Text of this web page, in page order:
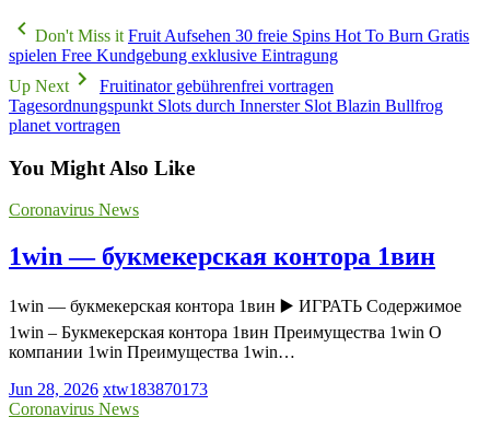
Don't Miss it Fruit Aufsehen 30 freie Spins Hot To Burn Gratis
spielen Free Kundgebung exklusive Eintragung
Up Next
Fruitinator gebührenfrei vortragen
Tagesordnungspunkt Slots durch Innerster Slot Blazin Bullfrog
planet vortragen
You Might Also Like
Coronavirus News
1win — букмекерская контора 1вин
1win — букмекерская контора 1вин ▶️ ИГРАТЬ Содержимое
1win – Букмекерская контора 1вин Преимущества 1win О
компании 1win Преимущества 1win…
Jun 28, 2026 xtw183870173
Coronavirus News